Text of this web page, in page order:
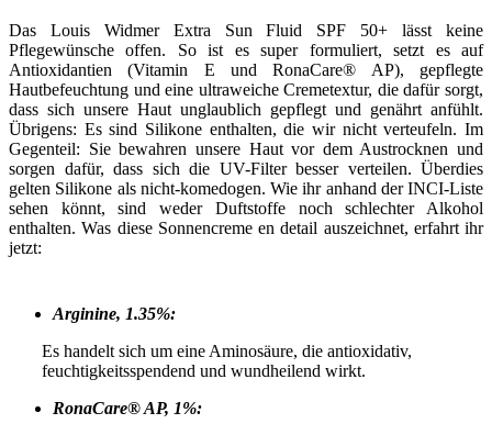
Das Louis Widmer Extra Sun Fluid SPF 50+ lässt keine
Pflegewünsche offen. So ist es super formuliert, setzt es auf
Antioxidantien (Vitamin E und RonaCare® AP), gepflegte
Hautbefeuchtung und eine ultraweiche Cremetextur, die dafür sorgt,
dass sich unsere Haut unglaublich gepflegt und genährt anfühlt.
Übrigens: Es sind Silikone enthalten, die wir nicht verteufeln. Im
Gegenteil: Sie bewahren unsere Haut vor dem Austrocknen und
sorgen dafür, dass sich die UV-Filter besser verteilen. Überdies
gelten Silikone als nicht-komedogen. Wie ihr anhand der INCI-Liste
sehen könnt, sind weder Duftstoffe noch schlechter Alkohol
enthalten. Was diese Sonnencreme en detail auszeichnet, erfahrt ihr
jetzt:
Arginine, 1.35%:
Es handelt sich um eine Aminosäure, die antioxidativ,
feuchtigkeitsspendend und wundheilend wirkt.
RonaCare® AP, 1%: